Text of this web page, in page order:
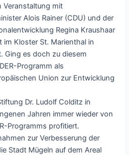
Veranstaltung mit
Alois Rainer (CDU) und der
Regina Kraushaar
im Kloster St. Marienthal in
Ging es doch zu diesem
Programm als
Union zur Entwicklung
Dr. Ludolf Colditz in
Jahren immer wieder von
Programms profitiert.
zur Verbesserung der
Stadt Mügeln auf dem Areal